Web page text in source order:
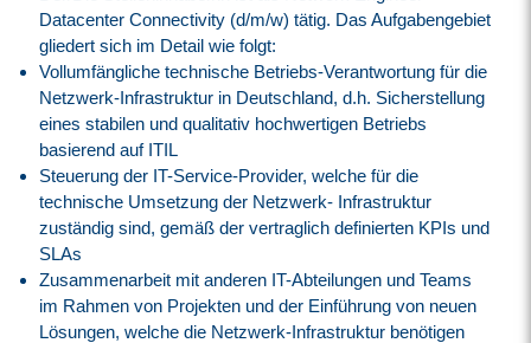
Datacenter Connectivity (d/m/w) tätig. Das Aufgabengebiet
gliedert sich im Detail wie folgt:
Vollumfängliche technische Betriebs-Verantwortung für die
Netzwerk-Infrastruktur in Deutschland, d.h. Sicherstellung
eines stabilen und qualitativ hochwertigen Betriebs
basierend auf ITIL
Steuerung der IT-Service-Provider, welche für die
technische Umsetzung der Netzwerk- Infrastruktur
zuständig sind, gemäß der vertraglich definierten KPIs und
SLAs
Zusammenarbeit mit anderen IT-Abteilungen und Teams
im Rahmen von Projekten und der Einführung von neuen
Lösungen, welche die Netzwerk-Infrastruktur benötigen